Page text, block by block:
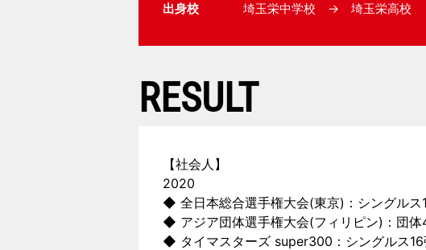
出身校 埼玉栄中学校 → 埼玉栄高校
RESULT
【社会人】
2020
◆ 全日本総合選手権大会(東京)：シングルス
◆ アジア団体選手権大会(フィリピン)：団体
◆ タイマスターズ super300：シングルス16